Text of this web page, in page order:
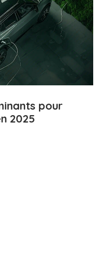
pour
2025